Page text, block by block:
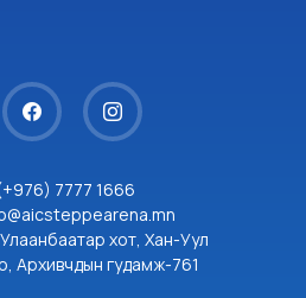
7777 1666
хот, Хан-Уул
Архивчдын гудамж-761